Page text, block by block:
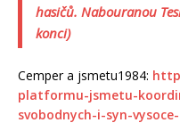
hasičů. Nabouranou
konci)
Cemper a jsmetu1984:
platformu-jsmetu-
svobodnych-i-syn-